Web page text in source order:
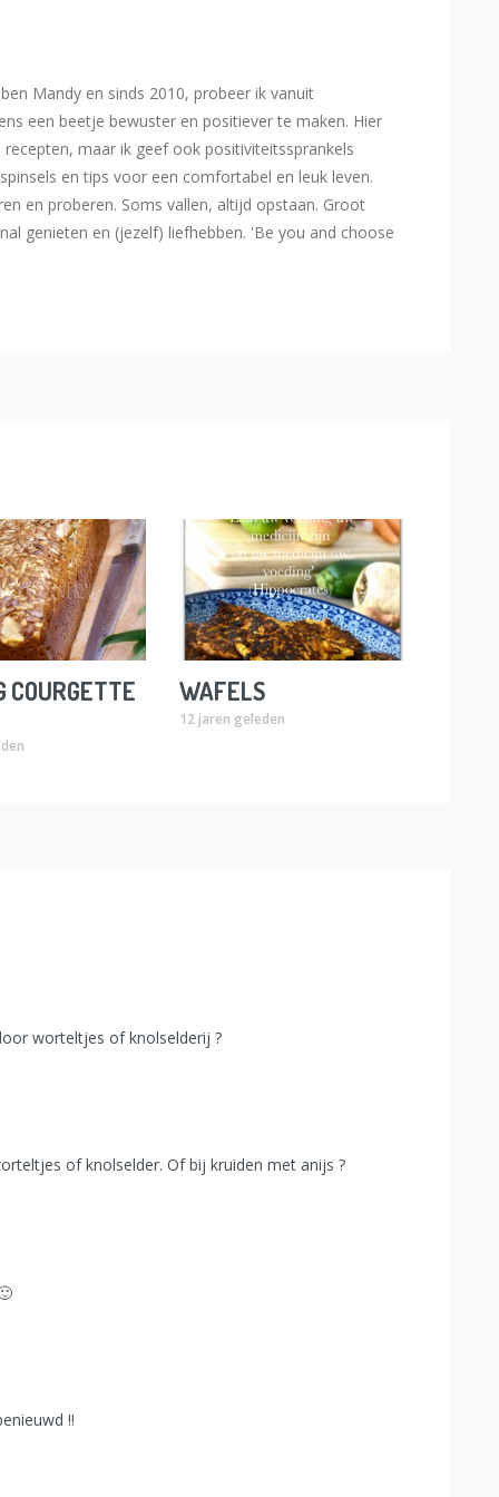
Mandy en sinds 2010, probeer ik vanuit
een beetje bewuster en positiever te maken. Hier
maar ik geef ook positiviteitssprankels
en tips voor een comfortabel en leuk leven.
en proberen. Soms vallen, altijd opstaan. Groot
genieten en (jezelf) liefhebben. 'Be you and choose
COURGETTE WAFELS
12 jaren geleden
worteltjes of knolselderij ?
of knolselder. Of bij kruiden met anijs ?
!!